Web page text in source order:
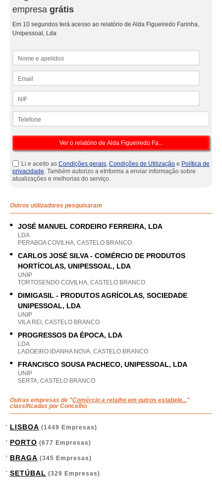
empresa grátis
Em 10 segundos terá acesso ao relatório de Alda Figueiredo Farinha,
Unipessoal, Lda
Li e aceito as Condições gerais, Condições de Utilização e Política de
privacidade. Também autorizo a eInforma a enviar informação sobre
atualizações e melhorias do serviço.
Outros utilizadores pesquisaram
JOSÉ MANUEL CORDEIRO FERREIRA, LDA
LDA
PERABOA COVILHA, CASTELO BRANCO
CARLOS JOSÉ SILVA - COMÉRCIO DE PRODUTOS
HORTÍCOLAS, UNIPESSOAL, LDA
UNIP
TORTOSENDO COVILHA, CASTELO BRANCO
DIMIGASIL - PRODUTOS AGRÍCOLAS, SOCIEDADE
UNIPESSOAL, LDA
UNIP
VILA REI, CASTELO BRANCO
PROGRESSOS DA ÉPOCA, LDA
LDA
LADOEIRO IDANHA NOVA, CASTELO BRANCO
FRANCISCO SOUSA PACHECO, UNIPESSOAL, LDA
UNIP
SERTA, CASTELO BRANCO
Outras empresas de "Comércio a retalho em outros estabele..."
classificadas por Concelho
LISBOA (1449 Empresas)
PORTO (677 Empresas)
BRAGA (345 Empresas)
SETÚBAL (329 Empresas)